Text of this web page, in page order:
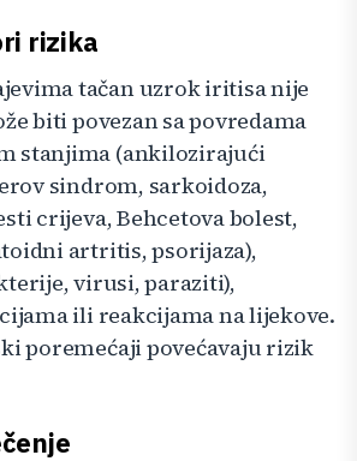
rizika
tačan uzrok iritisa nije
biti povezan sa povredama
stanjima (ankilozirajući
sindrom, sarkoidoza,
crijeva, Behcetova bolest,
artritis, psorijaza),
virusi, paraziti),
ili reakcijama na lijekove.
poremećaji povećavaju rizik